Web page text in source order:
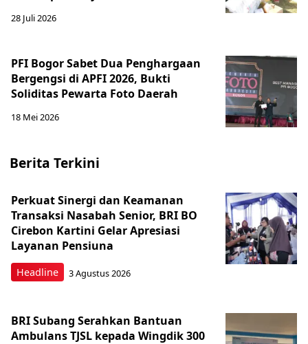
28 Juli 2026
PFI Bogor Sabet Dua Penghargaan
Bergengsi di APFI 2026, Bukti
Soliditas Pewarta Foto Daerah
18 Mei 2026
Berita Terkini
Headline
Perkuat Sinergi dan Keamanan
Transaksi Nasabah Senior, BRI BO
Cirebon Kartini Gelar Apresiasi
Layanan Pensiuna
3 Agustus 2026
BRI Subang Serahkan Bantuan
Ambulans TJSL kepada Wingdik 300